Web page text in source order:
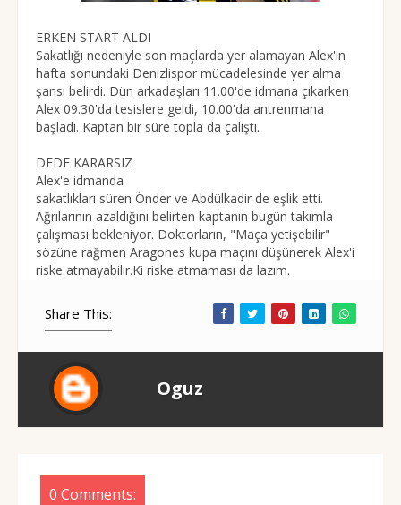
ERKEN START ALDI
Sakatlığı nedeniyle son maçlarda yer alamayan Alex'in
hafta sonundaki Denizlispor mücadelesinde yer alma
şansı belirdi. Dün arkadaşları 11.00'de idmana çıkarken
Alex 09.30'da tesislere geldi, 10.00'da antrenmana
başladı. Kaptan bir süre topla da çalıştı.
DEDE KARARSIZ
Alex'e idmanda
sakatlıkları süren Önder ve Abdülkadir de eşlik etti.
Ağrılarının azaldığını belirten kaptanın bugün takımla
çalışması bekleniyor. Doktorların, "Maça yetişebilir"
sözüne rağmen Aragones kupa maçını düşünerek Alex'i
riske atmayabilir.Ki riske atmaması da lazım.
Share This:
Oguz
0 Comments: